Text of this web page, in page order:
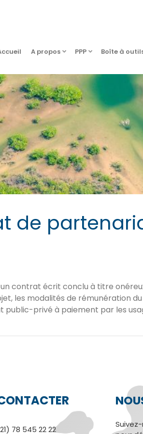
A propos PPP Boîte à
de
contrat écrit conclu à titre
les modalités de rémunération
privé à paiement par les
78 545 22 22